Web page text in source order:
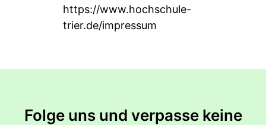
https://www.hochschule-
trier.de/impressum
Folge uns und verpasse keine